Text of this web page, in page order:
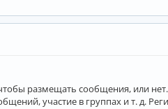
размещать сообщения, или
участие в группах и т. д.